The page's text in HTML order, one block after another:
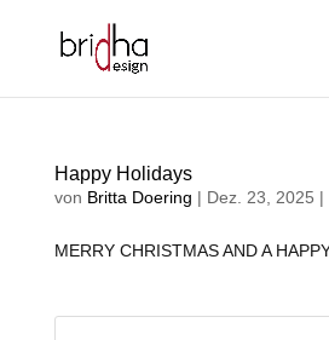
Happy Holidays
von Britta Doering | Dez. 23, 2025 |
MERRY CHRISTMAS AND A